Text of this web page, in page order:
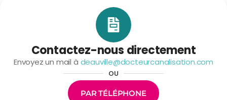
Contactez-nous directement
Envoyez un mail à deauville@docteurcanalisation.com
OU
PAR TÉLÉPHONE